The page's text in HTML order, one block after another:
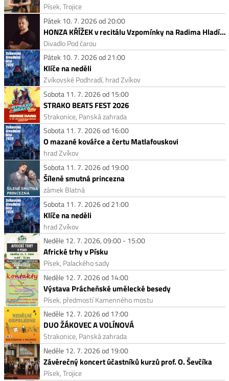
Písek, Trojice
Pátek 10. 7. 2026 od 20:00
HONZA KŘÍŽEK v recitálu Vzpomínky na Radima Hladíka a Blue Effect
Divadlo Pod čarou
Pátek 10. 7. 2026 od 21:00
Klíče na neděli
Zvíkovské Podhradí, hrad Zvíkov
Sobota 11. 7. 2026 od 15:00
STRAKO BEATS FEST 2026
Strakonice, Panská zahrada
Sobota 11. 7. 2026 od 16:00
O mazané kovářce a čertu Matlafouskovi
hrad Zvíkov
Sobota 11. 7. 2026 od 19:00
Šíleně smutná princezna
zámek Blatná
Sobota 11. 7. 2026 od 21:00
Klíče na neděli
hrad Zvíkov
Neděle 12. 7. 2026, 09:00 - 15:00
Africké trhy v Písku
Písek, Palackého sady
Neděle 12. 7. 2026 od 14:00
Výstava Prácheňské umělecké besedy
Písek, předmostí Kamenného mostu
Neděle 12. 7. 2026 od 17:00
DUO ŽÁKOVEC A VOLÍNOVÁ
Strakonice, Panská zahrada
Neděle 12. 7. 2026 od 19:00
Závěrečný koncert účastníků kurzů prof. O. Ševčíka
Písek, Trojice